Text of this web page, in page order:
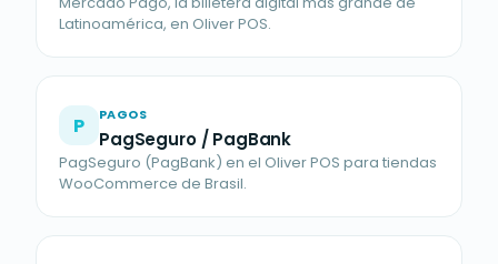
Latinoamérica, en Oliver POS.
P PAGOS
PagSeguro / PagBank
PagSeguro (PagBank) en el Oliver POS para tiendas
WooCommerce de Brasil.